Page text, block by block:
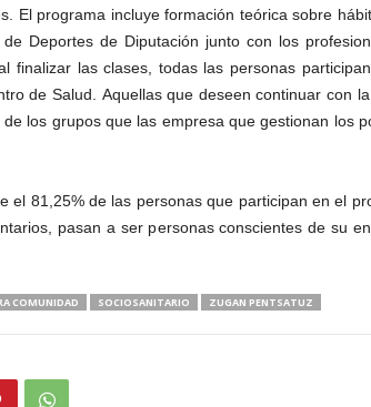
El programa incluye formación teórica sobre
Deportes de Diputación junto con los
finalizar las clases, todas las personas
de Salud. Aquellas que deseen continuar con
los grupos que las empresa que gestionan los
el 81,25% de las personas que participan en el
pasan a ser personas conscientes de su
COMUNIDAD SOCIOSANITARIO ZUGAN PENTSATUZ